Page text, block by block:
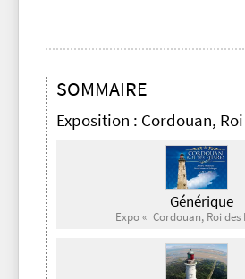
SOMMAIRE
Exposition : Cordouan,
Générique
Expo « Cordouan, Roi des